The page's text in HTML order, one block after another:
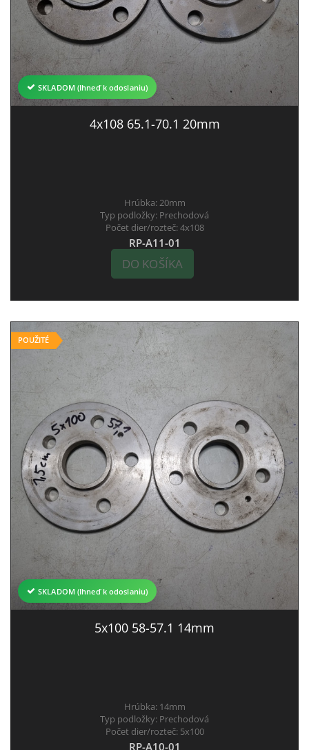
SKLADOM (Ihneď k odoslaniu)
4x108 65.1-70.1 20mm
Hrúbka:20mm
Typ podložky: Prechodová
Počet dier/rozteč:4x108
RP-A11-01
DO KOŠÍKA
POUŽITÉ
SKLADOM (Ihneď k odoslaniu)
5x100 58-57.1 14mm
Hrúbka: 14mm
Typ podložky: Prechodová
Počet dier/rozteč: 5x100
RP-A10-01